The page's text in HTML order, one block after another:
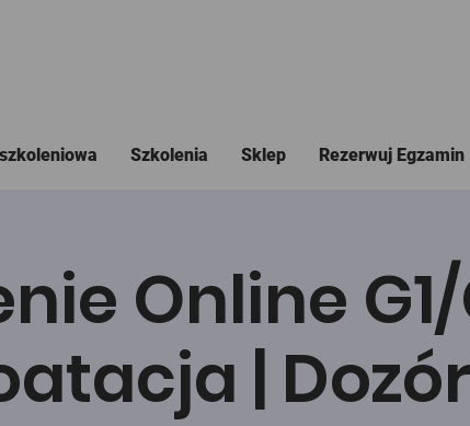
Szkolenia Sklep Rezerwuj Egzamin
Online
| Dozór